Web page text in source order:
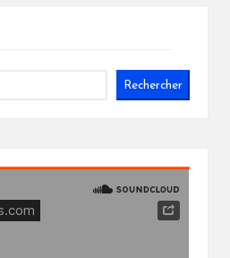
Rechercher